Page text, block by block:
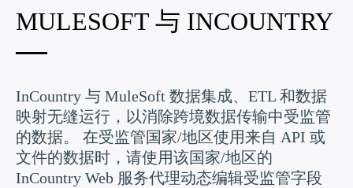
MULESOFT 与 INCOUNTRY
InCountry 与 MuleSoft 数据集成、ETL 和数据
映射无缝运行，以消除跨境数据传输中受监管
的数据。 在受监管国家/地区使用来自 API 或
文件的数据时，请使用该国家/地区的
InCountry Web 服务代理动态编辑受监管字段